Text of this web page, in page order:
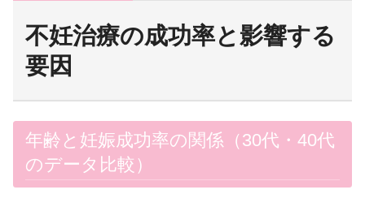
不妊治療の成功率と影響する
要因
年齢と妊娠成功率の関係（30代・40代
のデータ比較）